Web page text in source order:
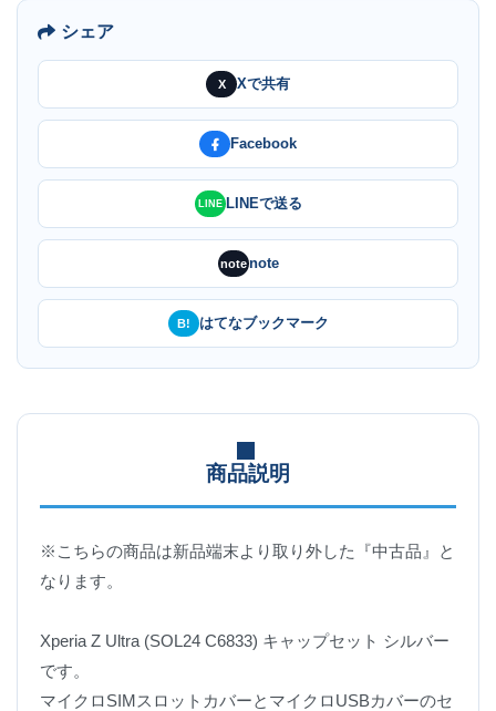
シェア
X Xで共有
Facebook
LINE LINEで送る
notenote
B! はてなブックマーク
商品説明
※こちらの商品は新品端末より取り外した『中古品』と
なります。
Xperia Z Ultra (SOL24 C6833) キャップセット シルバー
です。
マイクロSIMスロットカバーとマイクロUSBカバーのセ